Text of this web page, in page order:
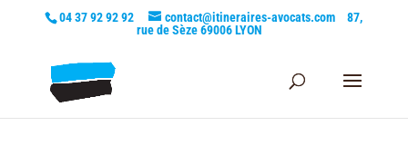
04 37 92 92 92 contact@itineraires-avocats.com
87,
rue de Sèze 69006 LYON